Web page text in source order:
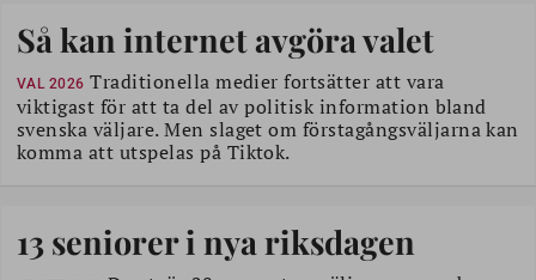
Så kan internet avgöra valet
VAL 2026 Traditionella medier fortsätter att vara
viktigast för att ta del av politisk information bland
svenska väljare. Men slaget om förstagångsväljarna kan
komma att utspelas på Tiktok.
13 seniorer i nya riksdagen